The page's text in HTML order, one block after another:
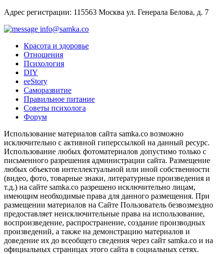
Адрес регистрации: 115563 Москва ул. Генерала Белова, д. 7
info@samka.co
Красота и здоровье
Отношения
Психология
DIY
ееStory
Саморазвитие
Правильное питание
Советы психолога
Форум
Использование материалов сайта samka.co возможно
исключительно с активной гиперссылкой на данный ресурс.
Использование любых фотоматериалов допустимо только с
письменного разрешения администрации сайта. Размещение
любых объектов интеллектуальной или иной собственности
(видео, фото, товарные знаки, литературные произведения и
т.д.) на сайте samka.co разрешено исключительно лицам,
имеющим необходимые права для данного размещения. При
размещении материалов на Сайте Пользователь безвозмездно
предоставляет неисключительные права на использование,
воспроизведение, распространение, создание производных
произведений, а также на демонстрацию материалов и
доведение их до всеобщего сведения через сайт samka.co и на
официальных страницах этого сайта в социальных сетях.